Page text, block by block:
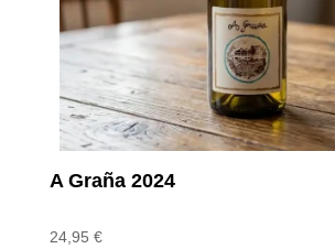
A Graña 2024
24,95 €